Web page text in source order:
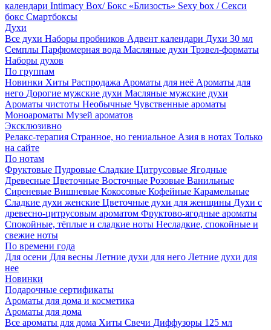
календари Intimacy Box/ Бокс «Близость» Sexy box / Секси
бокс Смартбоксы
Духи
Все духи Наборы пробников Адвент календари Духи 30 мл
Семплы Парфюмерная вода Масляные духи Трэвел-форматы
Наборы духов
По группам
Новинки Хиты Распродажа Ароматы для неё Ароматы для
него Дорогие мужские духи Масляные мужские духи
Ароматы чистоты Необычные Чувственные ароматы
Моноароматы Музей ароматов
Эксклюзивно
Релакс-терапия Странное, но гениальное Азия в нотах Только
на сайте
По нотам
Фруктовые Пудровые Сладкие Цитрусовые Ягодные
Древесные Цветочные Восточные Розовые Ванильные
Сиреневые Вишневые Кокосовые Кофейные Карамельные
Сладкие духи женские Цветочные духи для женщины Духи с
древесно-цитрусовым ароматом Фруктово-ягодные ароматы
Спокойные, тёплые и сладкие ноты Несладкие, спокойные и
свежие ноты
По времени года
Для осени Для весны Летние духи для него Летние духи для
нее
Новинки
Подарочные сертификаты
Ароматы для дома и косметика
Ароматы для дома
Все ароматы для дома Хиты Свечи Диффузоры 125 мл